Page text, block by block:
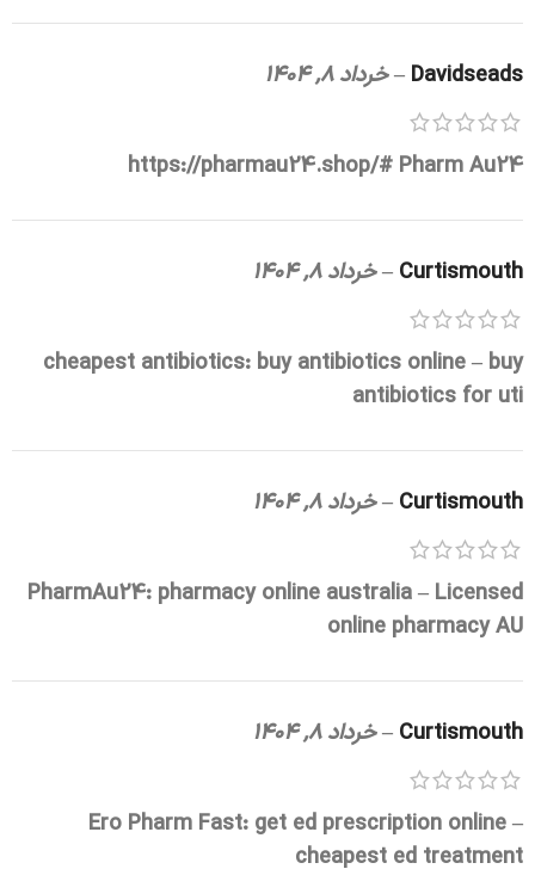
Davidseads
–خرداد 8, 1404
https://pharmau24.shop/# Pharm Au24
Curtismouth
–خرداد 8, 1404
cheapest antibiotics: buy antibiotics online– buy
antibiotics for uti
Curtismouth
–خرداد 8, 1404
PharmAu24: pharmacy online australia– Licensed
online pharmacy AU
Curtismouth
–خرداد 8, 1404
Ero Pharm Fast: get ed prescription online–
cheapest ed treatment